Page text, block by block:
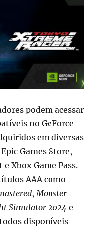
podem acessar
no GeForce
em diversas
Games Store,
Xbox Game Pass.
AAA como
, Monster
Simulator 2024 e
disponíveis